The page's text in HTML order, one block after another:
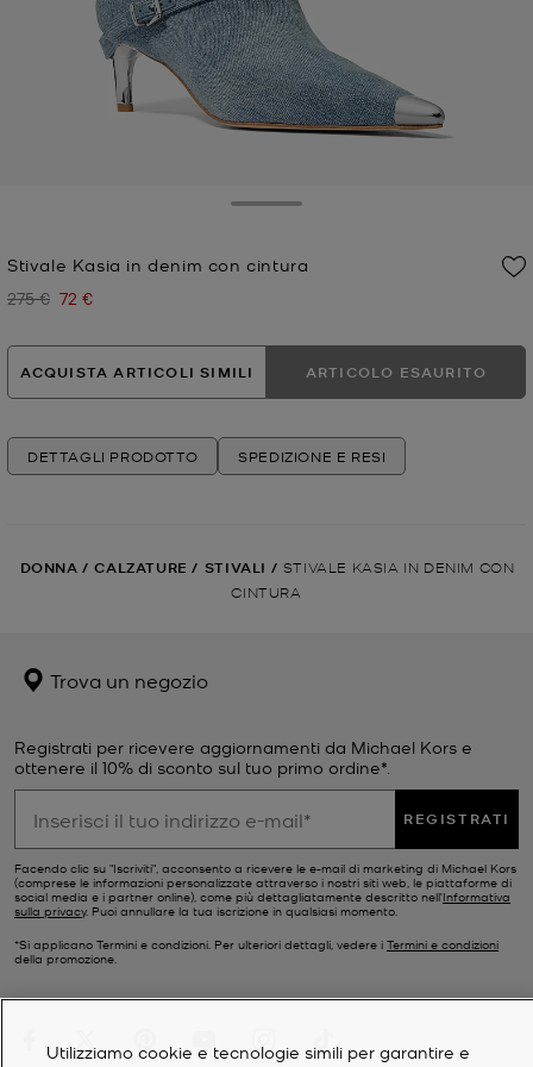
Stivale Kasia in denim con cintura
Prezzo iniziale
275 € Prezzo attuale
72 €
ACQUISTA ARTICOLI SIMILI ARTICOLO ESAURITO
DETTAGLI PRODOTTO SPEDIZIONE E RESI
DONNA / CALZATURE / STIVALI / STIVALE KASIA IN DENIM CON
CINTURA
Trova un negozio
Registrati per ricevere aggiornamenti da Michael Kors e
ottenere il 10% di sconto sul tuo primo ordine*.
REGISTRATI
Facendo clic su "Iscriviti", acconsento a ricevere le e-mail di marketing di Michael Kors
(comprese le informazioni personalizzate attraverso i nostri siti web, le piattaforme di
social media e i partner online), come più dettagliatamente descritto nell’Informativa
sulla privacy. Puoi annullare la tua iscrizione in qualsiasi momento.
*Si applicano Termini e condizioni. Per ulteriori dettagli, vedere i Termini e condizioni
della promozione.
Utilizziamo cookie e tecnologie simili per garantire e